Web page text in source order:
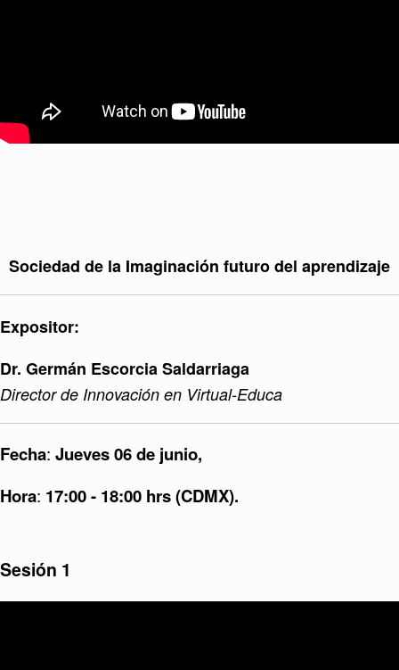
Sociedad de la Imaginación futuro del aprendizaje
Expositor:
Dr. Germán Escorcia Saldarriaga
Director de Innovación en Virtual-Educa
Fecha: Jueves 06 de junio,
Hora: 17:00 - 18:00 hrs (CDMX).
Sesión 1